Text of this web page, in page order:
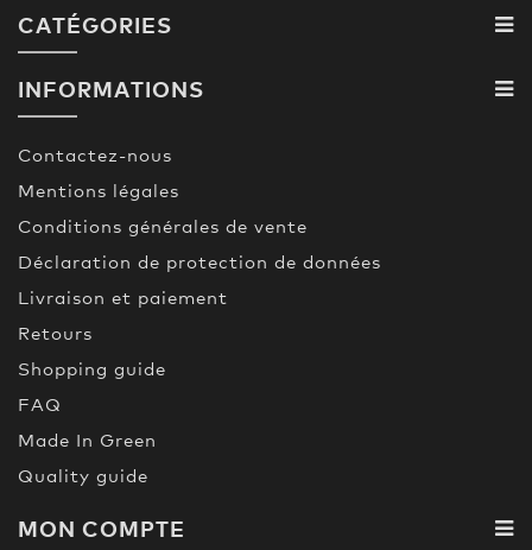
CATÉGORIES
INFORMATIONS
Contactez-nous
Mentions légales
Conditions générales de vente
Déclaration de protection de données
Livraison et paiement
Retours
Shopping guide
FAQ
Made In Green
Quality guide
MON COMPTE